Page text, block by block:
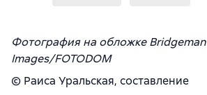
Фотография на обложке Bridgeman
Images/FOTODOM
© Раиса Уральская, составление